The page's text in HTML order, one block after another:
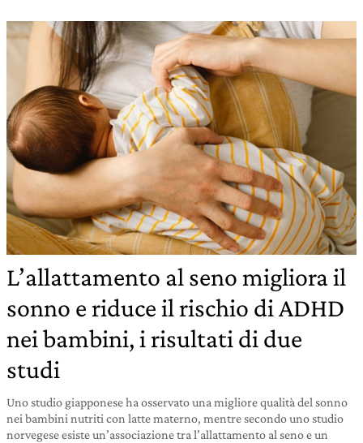
L’allattamento al seno migliora il
sonno e riduce il rischio di ADHD
nei bambini, i risultati di due
studi
Uno studio giapponese ha osservato una migliore qualità del sonno
nei bambini nutriti con latte materno, mentre secondo uno studio
norvegese esiste un’associazione tra l’allattamento al seno e un